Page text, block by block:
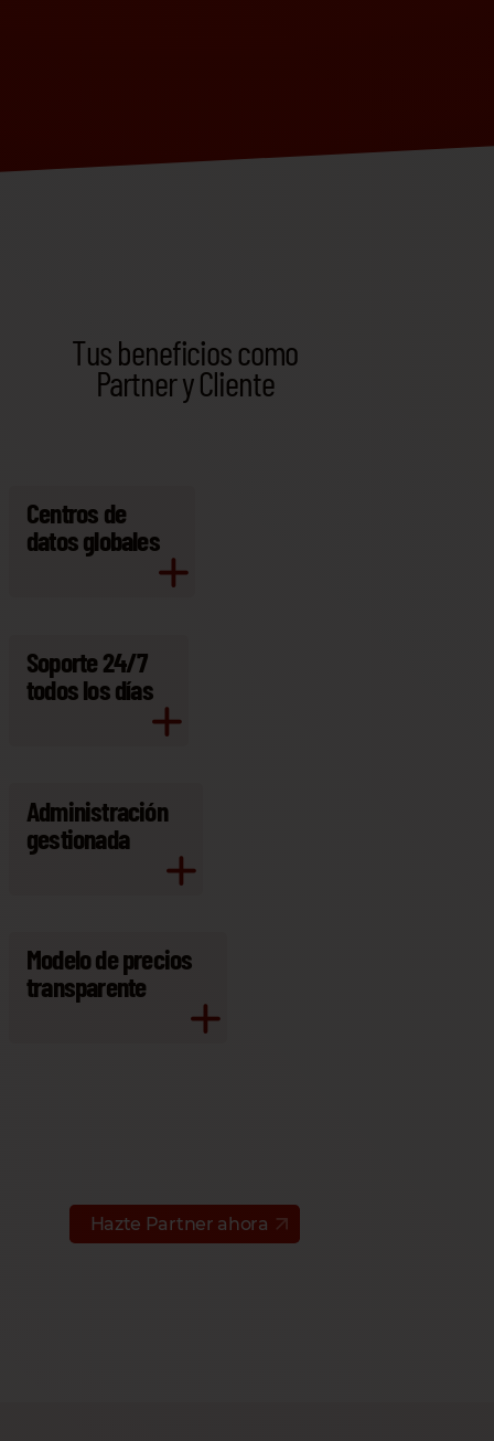
Tus beneficios como
Partner y Cliente
Centros de
datos globales
Soporte 24/7
todos los días
Administración
gestionada
Modelo de precios
transparente
Hazte Partner ahora